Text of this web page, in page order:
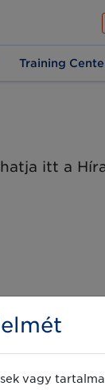
Az üzleti élet
Training
itt a
vagy